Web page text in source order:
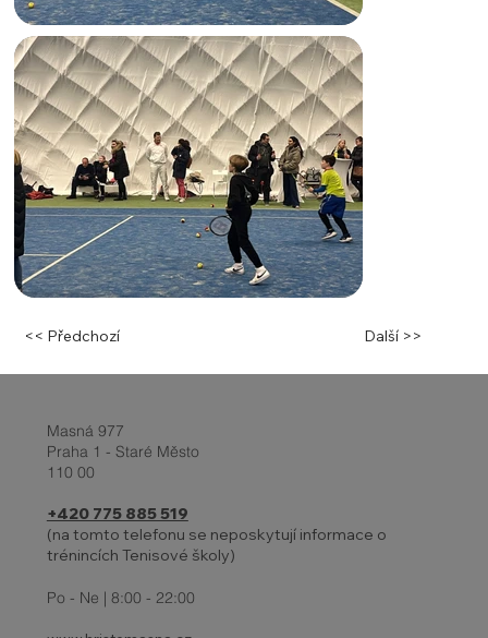
<< Předchozí Další >>
Masná 977
Praha 1 - Staré Město
110 00
+420 775 885 519
(na tomto telefonu se neposkytují informace o
trénincích Tenisové školy)
Po - Ne | 8:00 - 22:00